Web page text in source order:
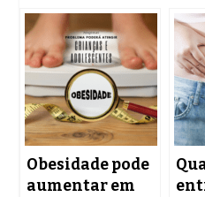
Obesidade pode
aumentar em